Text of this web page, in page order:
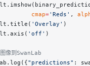
cmap
='Reds' ,
'Overlay' )
'off' )
像到SwanLab
"predictions" :